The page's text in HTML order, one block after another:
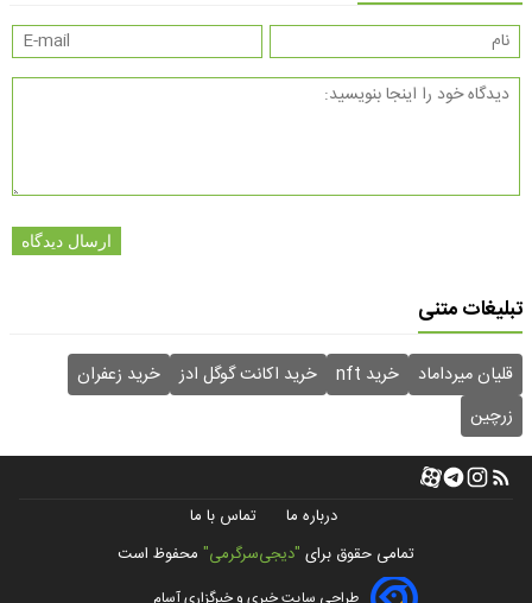
ارسال دیدگاه
تبلیغات متنی
قلیان میرداماد خرید nft خرید اکانت گوگل ادز
خرید زعفران
زرچین
درباره ما
تماس با ما
تمامی حقوق برای "دیجی‌سرگرمی" محفوظ است
طراحی سایت خبری و خبرگزاری آسام